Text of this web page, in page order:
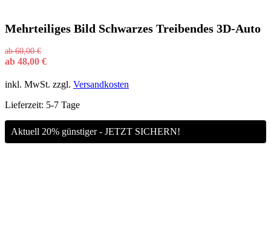
Mehrteiliges Bild Schwarzes Treibendes 3D-Auto
ab60,00€
ab 48,00 €
inkl. MwSt. zzgl. Versandkosten
Lieferzeit: 5-7 Tage
Aktuell 20% günstiger - JETZT SICHERN!